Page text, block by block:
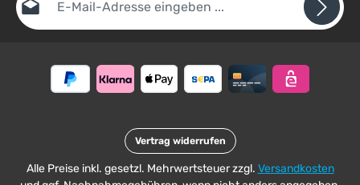
Ich habe die Datenschutzbestimmungen zur Kenntnis
genommen und dieAGBgelesen und bin mit ihnen
Um weiterzugehen, geben Sie die oben abgebildeten Zeichen ein
Pflichtfelder.
Vertrag widerrufen
Alle Preise inkl. gesetzl. Mehrwertsteuer zzgl. Versandkosten